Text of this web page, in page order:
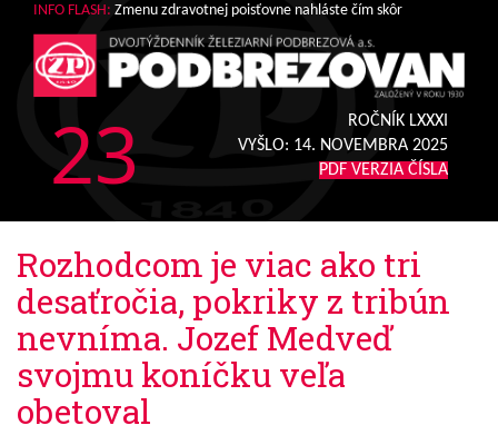
INFO FLASH: Zmenu zdravotnej poisťovne nahláste čím skôr
23
ROČNÍK LXXXI
VYŠLO: 14. NOVEMBRA 2025
PDF VERZIA ČÍSLA
Rozhodcom je viac ako tri
desaťročia, pokriky z tribún
nevníma. Jozef Medveď
svojmu koníčku veľa
obetoval